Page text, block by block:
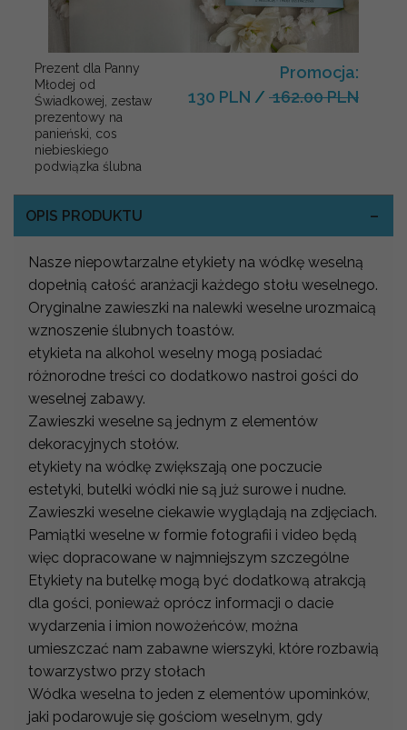
Prezent dla Panny
Młodej od
Świadkowej, zestaw
prezentowy na
panieński, cos
niebieskiego
podwiązka ślubna
Promocja:
130 PLN / 162.00 PLN
OPIS PRODUKTU
Nasze niepowtarzalne etykiety na wódkę weselną
dopełnią całość aranżacji każdego stołu weselnego.
Oryginalne zawieszki na nalewki weselne urozmaicą
wznoszenie ślubnych toastów.
etykieta na alkohol weselny mogą posiadać
różnorodne treści co dodatkowo nastroi gości do
weselnej zabawy.
Zawieszki weselne są jednym z elementów
dekoracyjnych stołów.
etykiety na wódkę zwiększają one poczucie
estetyki, butelki wódki nie są już surowe i nudne.
Zawieszki weselne ciekawie wyglądają na zdjęciach.
Pamiątki weselne w formie fotografii i video będą
więc dopracowane w najmniejszym szczególne
Etykiety na butelkę mogą być dodatkową atrakcją
dla gości, ponieważ oprócz informacji o dacie
wydarzenia i imion nowożeńców, można
umieszczać nam zabawne wierszyki, które rozbawią
towarzystwo przy stołach
Wódka weselna to jeden z elementów upominków,
jaki podarowuje się gościom weselnym, gdy